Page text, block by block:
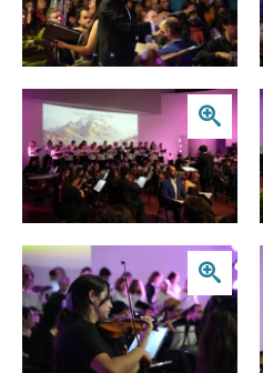
Zoom
Zoom